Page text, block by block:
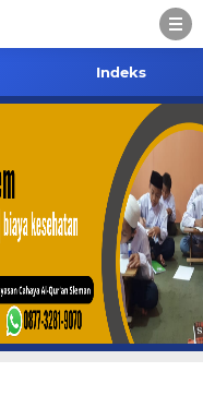
Indeks